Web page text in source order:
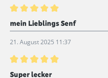
Bewertung mit 5 von 5 Sternen
mein Lieblings Senf
21. August 2025 11:37
Bewertung mit 5 von 5 Sternen
Super lecker